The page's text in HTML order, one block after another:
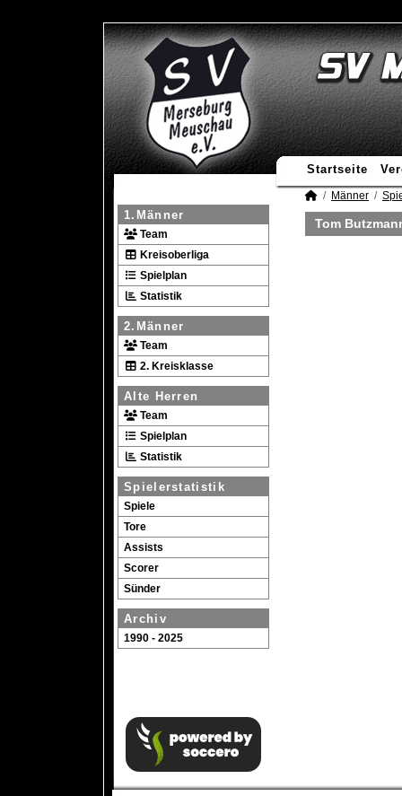
Startseite
1.Männer
Team
Kreisoberliga
Spielplan
Statistik
2.Männer
Team
2. Kreisklasse
Alte Herren
Team
Spielplan
Statistik
Spielerstatistik
Spiele
Tore
Assists
Scorer
Sünder
Archiv
1990 - 2025
Männer
Tom